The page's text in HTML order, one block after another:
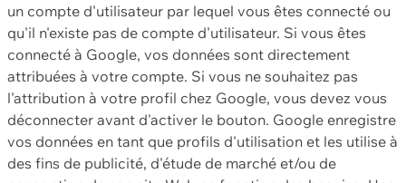
un compte d'utilisateur par lequel vous êtes connecté ou
qu'il n'existe pas de compte d'utilisateur. Si vous êtes
connecté à Google, vos données sont directement
attribuées à votre compte. Si vous ne souhaitez pas
l'attribution à votre profil chez Google, vous devez vous
déconnecter avant d'activer le bouton. Google enregistre
vos données en tant que profils d'utilisation et les utilise à
des fins de publicité, d'étude de marché et/ou de